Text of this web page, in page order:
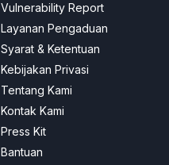
Vulnerability Report
Layanan Pengaduan
Syarat & Ketentuan
Kebijakan Privasi
Tentang Kami
Kontak Kami
Press Kit
Bantuan